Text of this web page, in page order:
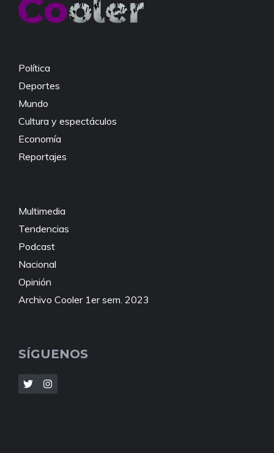
Política
Deportes
Mundo
Cultura y espectáculos
Economía
Reportajes
Multimedia
Tendencias
Podcast
Nacional
Opinión
Archivo Cooler 1er sem. 2023
SÍGUENOS